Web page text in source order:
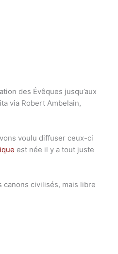
des Évêques jusqu’aux
via Robert Ambelain,
voulu diffuser ceux-ci
est née il y a tout juste
civilisés, mais libre